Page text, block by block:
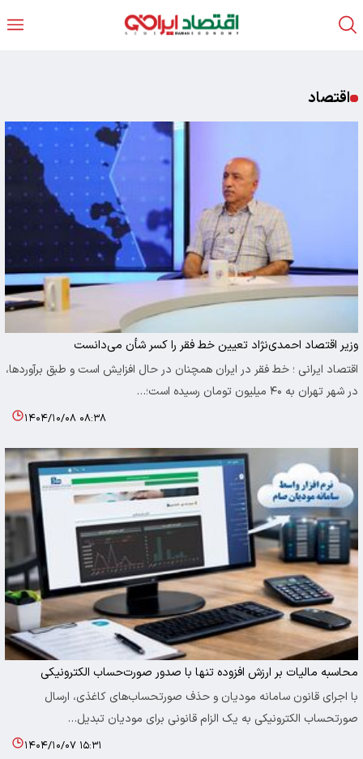
اقتصاد
وزیر اقتصاد احمدی‌نژاد تعیین خط فقر را کسر شأن می‌دانست
اقتصاد ایرانی ؛ خط فقر در ایران همچنان در حال افزایش است و طبق برآوردها،
در شهر تهران به ۴۰ میلیون تومان رسیده است؛…
۱۴۰۴/۱۰/۰۸ ۰۸:۳۸
محاسبه مالیات بر ارزش افزوده تنها با صدور صورت‌حساب الکترونیکی
با اجرای قانون سامانه مودیان و حذف صورتحساب‌های کاغذی، ارسال
صورتحساب الکترونیکی به یک الزام قانونی برای مودیان تبدیل…
۱۴۰۴/۱۰/۰۷ ۱۵:۳۱